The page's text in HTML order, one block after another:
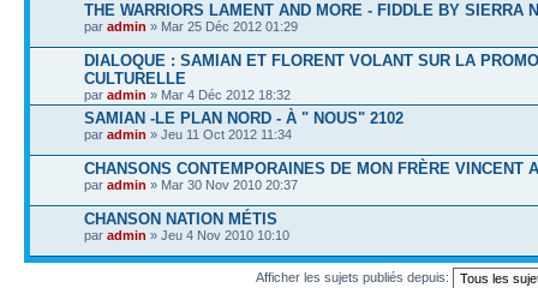
THE WARRIORS LAMENT AND MORE - FIDDLE BY SIERRA
par admin » Mar 25 Déc 2012 01:29
DIALOQUE : SAMIAN ET FLORENT VOLANT SUR LA
CULTURELLE
par admin » Mar 4 Déc 2012 18:32
SAMIAN -LE PLAN NORD - À " NOUS" 2102
par admin » Jeu 11 Oct 2012 11:34
CHANSONS CONTEMPORAINES DE MON FRÈRE VINCENT
par admin » Mar 30 Nov 2010 20:37
CHANSON NATION MÉTIS
par admin » Jeu 4 Nov 2010 10:10
Afficher les sujets publiés depuis: